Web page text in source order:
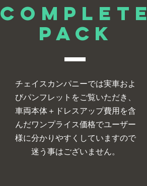
complete
PACK
チェイスカンパニーでは実車およ
びパンフレットをご覧いただき、
車両本体＋ドレスアップ費用を含
んだワンプライス価格でユーザー
様に分かりやすくしていますので
迷う事はございません。